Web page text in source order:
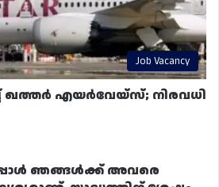
Job Vacancy
ഖത്തർ എയർവേയ്‌സ്; നിരവധി
ഞങ്ങൾക്ക് അവരെ